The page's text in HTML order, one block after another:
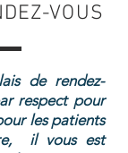
VOUS
de rendez-
respect pour
les patients
il vous est